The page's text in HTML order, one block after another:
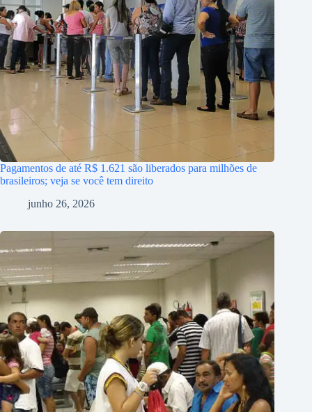
Pagamentos de até R$ 1.621 são liberados para milhões de
brasileiros; veja se você tem direito
junho 26, 2026